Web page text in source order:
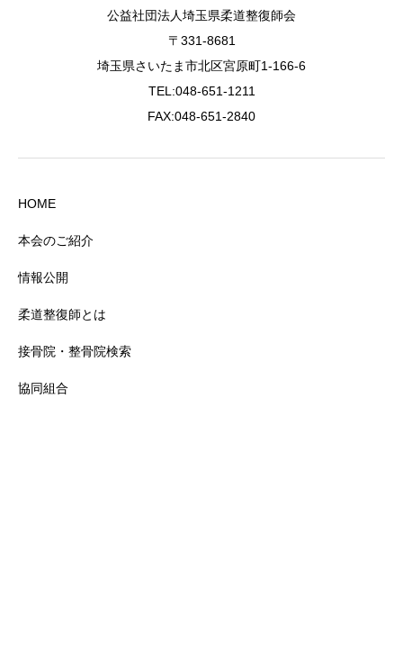
公益社団法人埼玉県柔道整復師会
〒331-8681
埼玉県さいたま市北区宮原町1-166-6
TEL:048-651-1211
FAX:048-651-2840
HOME
本会のご紹介
情報公開
柔道整復師とは
接骨院・整骨院検索
協同組合